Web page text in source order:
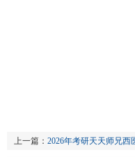
上一篇： 2026年考研天天师兄西